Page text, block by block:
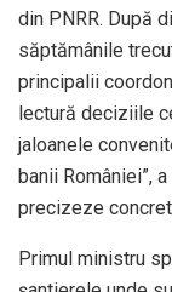
din PNRR. După
săptămânile
principalii
lectură deciziile
jaloanele
banii României”,
precizeze
Primul ministru